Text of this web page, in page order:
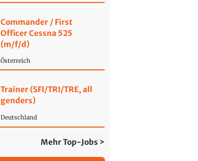
Commander / First
Officer Cessna 525
(m/f/d)
Österreich
Trainer (SFI/TRI/TRE, all
genders)
Deutschland
Mehr Top-Jobs >